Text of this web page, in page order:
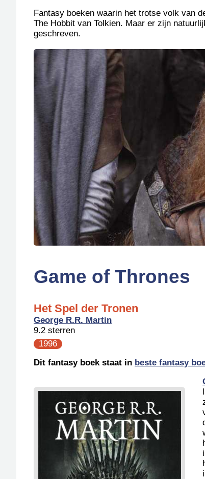
Fantasy boeken waarin het trotse volk van
The Hobbit van Tolkien. Maar er zijn
geschreven.
Game of Thrones
Het Spel der Tronen
George R.R. Martin
9.2 sterren
1996
Dit fantasy boek staat in beste fantasy